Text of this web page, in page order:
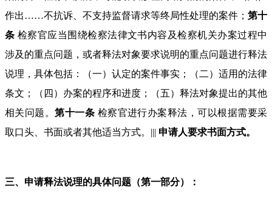
作出……不抗诉、不支持监督请求等终局性处理的案件； 第十
条 检察官应当围绕检察法律文书内容及检察机关办案过程中
涉及的重点问题，或者释法对象要求说明的重点问题进行释法
说理，具体包括：（一）认定的案件事实；（二）适用的法律
条文；（四）办案的程序和进度；（五）释法对象提出的其他
相关问题。第十一条 检察官进行办案释法，可以根据需要采
取口头、书面或者其他适当方式。 ||| 申请人要求书面方式。
三、申请释法说理的具体问题（第一部分）：